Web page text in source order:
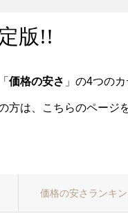
版!!
価格の安さ 」の4つの
方は、こちらのページ
価格の安さランキ